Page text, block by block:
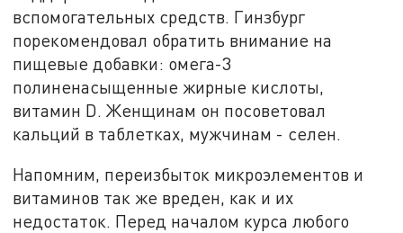
вспомогательных средств. Гинзбург
порекомендовал обратить внимание на
пищевые добавки: омега-3
полиненасыщенные жирные кислоты,
витамин D. Женщинам он посоветовал
кальций в таблетках, мужчинам - селен.
Напомним, переизбыток микроэлементов и
витаминов так же вреден, как и их
недостаток. Перед началом курса любого